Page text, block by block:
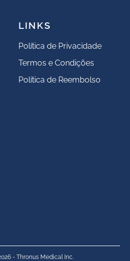
LINKS
Política de Privacidade
Termos e Condições
Política de Reembolso
- Thronus Medical Inc.